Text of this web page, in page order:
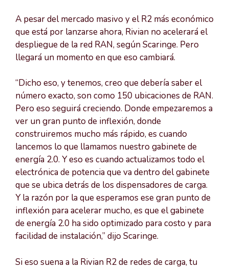
A pesar del mercado masivo y el R2 más económico
que está por lanzarse ahora, Rivian no acelerará el
despliegue de la red RAN, según Scaringe. Pero
llegará un momento en que eso cambiará.
“Dicho eso, y tenemos, creo que debería saber el
número exacto, son como 150 ubicaciones de RAN.
Pero eso seguirá creciendo. Donde empezaremos a
ver un gran punto de inflexión, donde
construiremos mucho más rápido, es cuando
lancemos lo que llamamos nuestro gabinete de
energía 2.0. Y eso es cuando actualizamos todo el
electrónica de potencia que va dentro del gabinete
que se ubica detrás de los dispensadores de carga.
Y la razón por la que esperamos ese gran punto de
inflexión para acelerar mucho, es que el gabinete
de energía 2.0 ha sido optimizado para costo y para
facilidad de instalación,” dijo Scaringe.
Si eso suena a la Rivian R2 de redes de carga, tu